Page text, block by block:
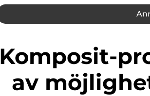
Komposit-produktion: En värld
av